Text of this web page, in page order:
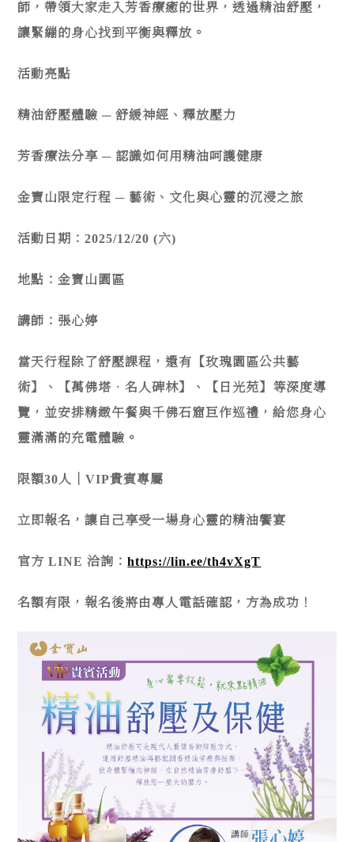
師，帶領大家走入芳香療癒的世界，透過精油舒壓，
讓緊繃的身心找到平衡與釋放。
活動亮點
精油舒壓體驗 ─ 舒緩神經、釋放壓力
芳香療法分享 ─ 認識如何用精油呵護健康
金寶山限定行程 ─ 藝術、文化與心靈的沉浸之旅
活動日期：2025/12/20 (六)
地點：金寶山園區
講師：張心婷
當天行程除了舒壓課程，還有【玫瑰園區公共藝
術】、【萬佛塔‧名人碑林】、【日光苑】等深度導
覽，並安排精緻午餐與千佛石窟巨作巡禮，給您身心
靈滿滿的充電體驗。
限額30人｜VIP貴賓專屬
立即報名，讓自己享受一場身心靈的精油饗宴
官方 LINE 洽詢：https://lin.ee/th4vXgT
名額有限，報名後將由專人電話確認，方為成功！